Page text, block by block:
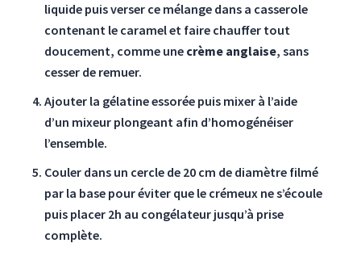
liquide puis verser ce mélange dans a casserole
contenant le caramel et faire chauffer tout
doucement, comme une crème anglaise, sans
cesser de remuer.
Ajouter la gélatine essorée puis mixer à l’aide
d’un mixeur plongeant afin d’homogénéiser
l’ensemble.
Couler dans un cercle de 20 cm de diamètre filmé
par la base pour éviter que le crémeux ne s’écoule
puis placer 2h au congélateur jusqu’à prise
complète.